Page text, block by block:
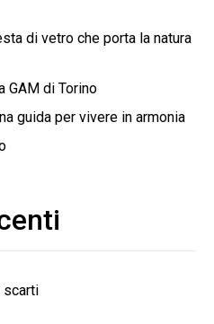
di vetro che porta la natura
GAM di Torino
guida per vivere in armonia
scarti